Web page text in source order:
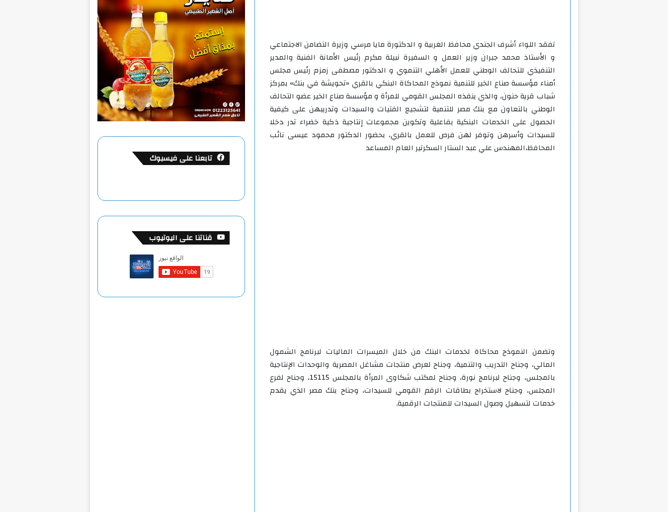
تفقد اللواء أشرف الجندي محافظ الغربية و الدكتورة مايا مرسي وزيرة التضامن الاجتماعي
و الأستاذ محمد جبران وزير العمل و السفيرة نبيلة مكرم رئيس الأمانة الفنية والمدير
التنفيذي للتحالف الوطني للعمل الأهلي التنموي و الدكتور مصطفى زمزم رئيس مجلس
أمناء مؤسسة صناع الخير للتنمية نموذج المحاكاة البنكي بالقري «تحويشة في بنك» بمركز
شباب قرية حنون، والذي ينفذه المجلس القومي للمرأة و مؤسسة صناع الخير عضو التحالف
الوطني بالتعاون مع بنك مصر للتنمية لتشجيع الفتيات والسيدات وتدريبهن على كيفية
الحصول على الخدمات البنكية بفاعلية وتكوين مجموعات إنتاجية ذكية خضراء تدر دخلا
للسيدات وأسرهن وتوفر لهن فرص للعمل بالقري، بحضور الدكتور محمود عيسى نائب
المحافظ،المهندس علي عبد الستار السكرتير العام المساعد
وتضمن النموذج محاكاة لخدمات البنك من خلال الميسرات الماليات لبرنامج الشمول
المالي، وجناح التدريب والتنمية، وجناح لعرض منتجات مشاغل المصرية والوحدات الإنتاجية
بالمجلس، وجناح لبرنامج نورة، وجناح لمكتب شكاوى المرأة بالمجلس 15115، وجناح لفرع
المجلس، وجناح لاستخراج بطاقات الرقم القومي للسيدات، وجناح بنك مصر الذي يقدم
خدمات لتسهيل وصول السيدات للمنتجات الرقمية.
تابعنا على فيسبوك
قناتنا على اليوتيوب